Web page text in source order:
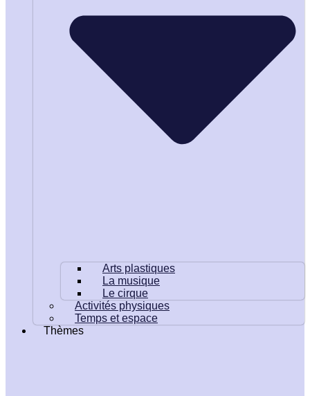
Arts plastiques
La musique
Le cirque
Activités physiques
Temps et espace
Thèmes